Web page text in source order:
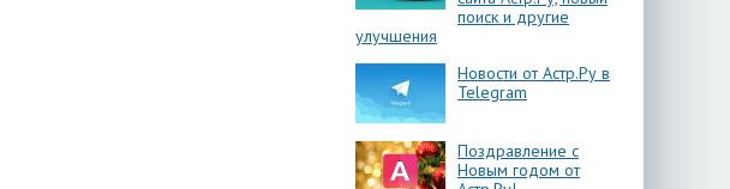
поиск и другие
улучшения
Новости от Астр.Ру в
Telegram
Поздравление с
Новым годом от